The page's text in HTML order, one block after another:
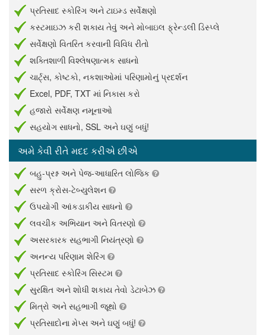
પ્રતિસાદ સ્કોરિંગ અને ટાઇમ્ડ સર્વેક્ષણો
કસ્ટમાઇઝ કરી શકાય તેવું અને મોબાઇલ ફ્રેન્ડલી ડિસ્પ્લે
સર્વેક્ષણો વિતરિત કરવાની વિવિધ રીતો
શક્તિશાળી વિશ્લેષણાત્મક સાધનો
ચાર્ટ્સ, કોષ્ટકો, નકશાઓમાં પરિણામોનું પ્રદર્શન
Excel, PDF, TXT માં નિકાસ કરો
હજારો સર્વેક્ષણ નમૂનાઓ
સહયોગ સાધનો, SSL અને ઘણું બધું!
અમે કેવી રીતે મદદ કરીએ છીએ
બહુ-પ્રશ્ન અને પેજ-આધારિત લોજિક
સરળ ક્રોસ-ટેબ્યુલેશન
ઉપયોગી આંકડાકીય સાધનો
લવચીક અભિયાન અને વિતરણો
અસરકારક સહભાગી નિયંત્રણો
અનન્ય પરિણામ શેરિંગ
પ્રતિસાદ સ્કોરિંગ સિસ્ટમ
સુરક્ષિત અને શોધી શકાય તેવો ડેટાબેઝ
મિત્રો અને સહભાગી જૂથો
પ્રતિસાદોના મેપ્સ અને ઘણું બધું!